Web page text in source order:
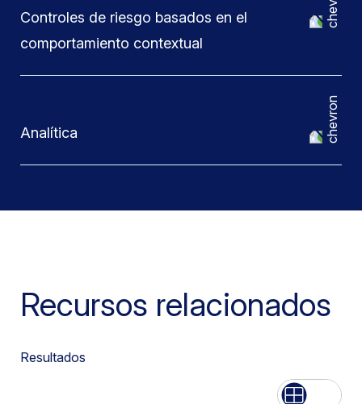
Controles de riesgo basados en el
comportamiento contextual
Analítica
Recursos relacionados
Resultados
Lista Grid